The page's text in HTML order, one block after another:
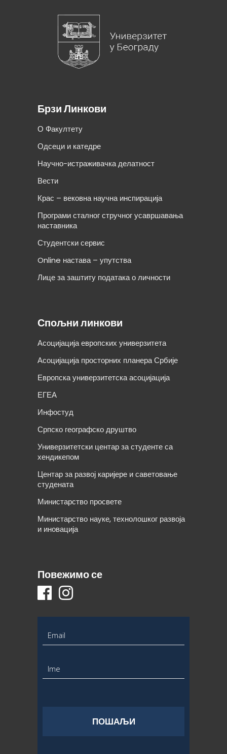
Брзи Линкови
О Факултету
Одсеци и катедре
Научно-истраживачка делатност
Вести
Крас – вековна научна инспирација
Програми сталног стручног усавршавања
наставника
Студентски сервис
Online настава – упутства
Лице за заштиту података о личности
Спољни линкови
Асоцијација европских универзитета
Асоцијација просторних планера Србије
Европска универзитетска асоцијација
ЕГЕА
Инфостуд
Српско географско друштво
Универзитетски центар за студенте са
хендикепом
Центар за развој каријере и саветовање
студената
Министарство просвете
Министарство науке, технолошког развоја
и иновација
Повежимо се